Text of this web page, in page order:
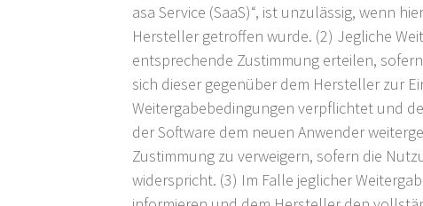
asa Service (SaaS)“, ist unzulässig, wenn
Hersteller getroffen wurde. (2) Jegliche
entsprechende Zustimmung erteilen,
sich dieser gegenüber dem Hersteller zur
Weitergabebedingungen verpflichtet und
der Software dem neuen Anwender
Zustimmung zu verweigern, sofern die
widerspricht. (3) Im Falle jeglicher